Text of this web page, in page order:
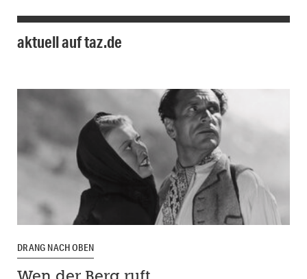
aktuell auf taz.de
DRANG NACH OBEN